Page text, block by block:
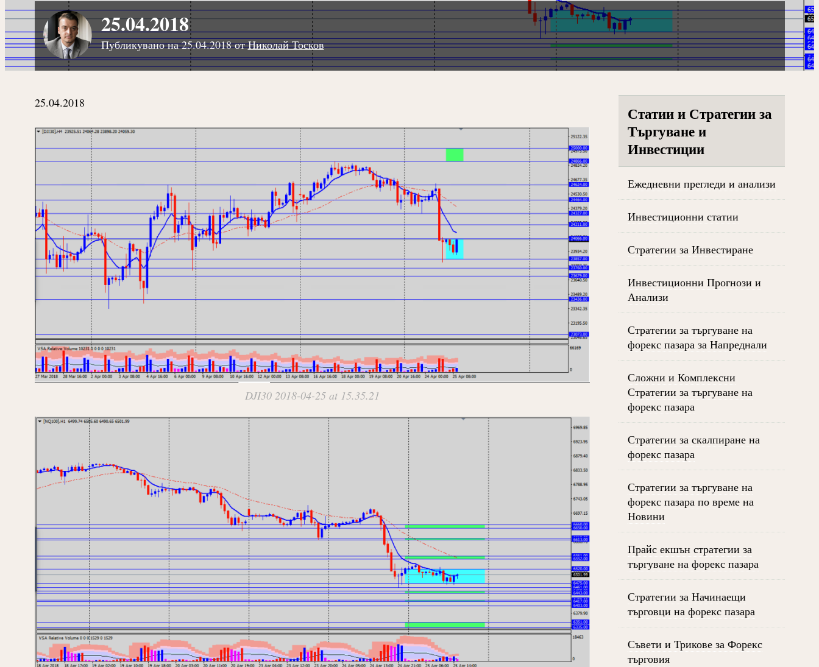
25.04.2018
Публикувано на25.04.2018отНиколай Тосков
25.04.2018
DJI30 2018-04-25 at 15.35.21
Статии и Стратегии за
Търгуване и
Инвестиции
Ежедневни прегледи и анализи
Инвестиционни статии
Стратегии за Инвестиране
Инвестиционни Прогнози и
Анализи
Стратегии за търгуване на
форекс пазара за Напреднали
Сложни и Комплексни
Стратегии за търгуване на
форекс пазара
Стратегии за скалпиране на
форекс пазара
Стратегии за търгуване на
форекс пазара по време на
Новини
Прайс екшън стратегии за
търгуване на форекс пазара
Стратегии за Начинаещи
търговци на форекс пазара
Съвети и Трикове за Форекс
търговия